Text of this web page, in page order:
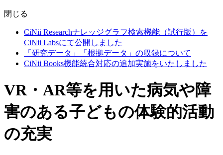
閉じる
CiNii Researchナレッジグラフ検索機能（試行版）を
CiNii Labsにて公開しました
「研究データ」「根拠データ」の収録について
CiNii Books機能統合対応の追加実施をいたしました
VR・AR等を用いた病気や障
害のある子どもの体験的活動
の充実